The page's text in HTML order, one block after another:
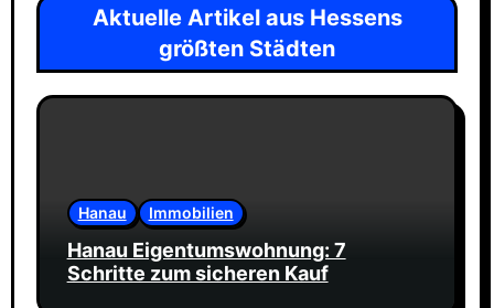
Aktuelle Artikel aus Hessens
größten Städten
Hanau Immobilien
Hanau Eigentumswohnung: 7
Schritte zum sicheren Kauf